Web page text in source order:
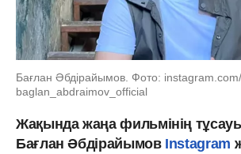
Бағлан Әбдірайымов. Фото: instagram.com/
baglan_abdraimov_official
Жақында жаңа фильмінің
Бағлан Әбдірайымов Instagram